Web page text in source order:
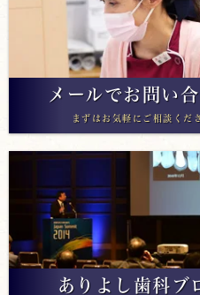
メールでお問い
まずはお気軽にご相談くだ
ありよし歯科ブ